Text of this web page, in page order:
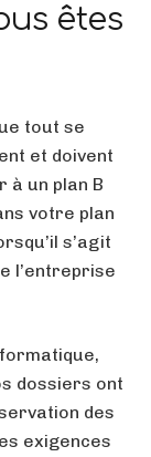
êtes
tout se
et doivent
à un plan B
votre plan
s’agit
l’entreprise
dossiers ont
des
exigences